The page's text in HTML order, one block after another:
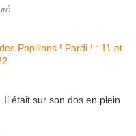
était sur son dos en plein